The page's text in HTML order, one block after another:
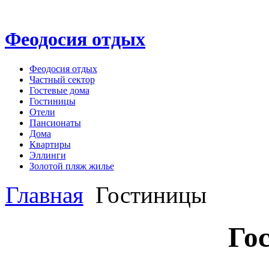
Феодосия отдых
Феодосия отдых
Частный сектор
Гостевые дома
Гостиницы
Отели
Пансионаты
Дома
Квартиры
Эллинги
Золотой пляж жилье
Главная Гостиницы